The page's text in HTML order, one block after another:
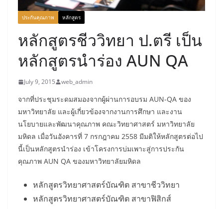
ประกันคุณภาพ หลักสูตร
หลักสูตรชีววิทยา ป.ตรี เป็น
หลักสูตรนำร่อง AUN QA
July 9, 2015 web_admin
จากที่ประชุมระดมสมองจากผู้ผ่านการอบรม AUN-QA ของ
มหาวิทยาลัย และผู้เกี่ยวข้องจากงานการศึกษา และงาน
นโยบายและพัฒนาคุณภาพ คณะวิทยาศาสตร์ มหาวิทยาลัย
มหิดล เมื่อวันอังคารที่ 7 กรกฎาคม 2558 มีมติให้หลักสูตรต่อไป
นี้เป็นหลักสูตรนำร่อง เข้าโครงการบ่มเพาะสู่การประกัน
คุณภาพ AUN QA ของมหาวิทยาลัยมหิดล
หลักสูตรวิทยาศาสตร์บัณฑิต สาขาชีววิทยา
หลักสูตรวิทยาศาสตร์บัณฑิต สาขาฟิสิกส์